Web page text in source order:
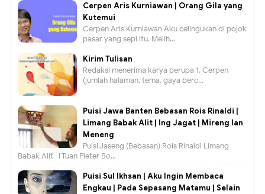
Cerpen Aris Kurniawan | Orang Gila yang
Kutemui
Cerpen Aris Kurniawan Aku celingukan di pojok
pasar yang sepi itu. Melih...
Kirim Tulisan
Redaksi menerima karya berupa 1. Cerpen
(jumlah halaman, tema, gaya berc...
Puisi Jawa Banten Bebasan Rois Rinaldi |
Limang Babak Alit | Ing Jagat | Mireng lan
Meneng
Puisi Jaseng (Bebasan) Rois Rinaldi Limang
Babak Alit I Tuan Pieter Bo...
Puisi Sul Ikhsan | Aku Ingin Membaca
Engkau | Pada Sepasang Matamu | Selain